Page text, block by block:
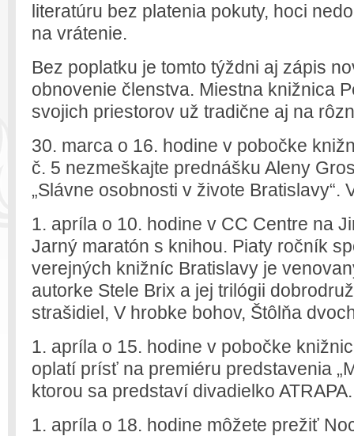
literatúru bez platenia pokuty, hoci
na vrátenie.
Bez poplatku je tomto týždni aj zápis
obnovenie členstva. Miestna knižnica
svojich priestorov už tradične aj na
30. marca o 16. hodine v pobočke
č. 5 nezmeškajte prednášku Aleny
„Slávne osobnosti v živote Bratislavy“.
1. apríla o 10. hodine v CC Centre na
Jarný maratón s knihou. Piaty ročník
verejných knižníc Bratislavy je
autorke Stele Brix a jej trilógii
strašidiel, V hrobke bohov, Štôlňa
1. apríla o 15. hodine v pobočke
oplatí prísť na premiéru predstavenia
ktorou sa predstaví divadielko ATRAPA.
1. apríla o 18. hodine môžete prežiť